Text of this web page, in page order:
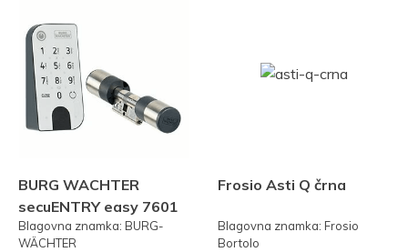
BURG WACHTER
secuENTRY easy 7601
PIN KODA
Blagovna znamka: BURG-
WÄCHTER
Frosio Asti Q črna
Blagovna znamka: Frosio
Bortolo